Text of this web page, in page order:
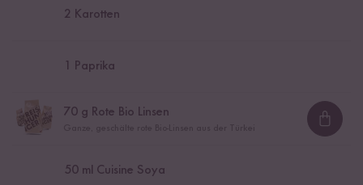
2 Karotten
1 Paprika
70 g Rote Bio Linsen
50 ml Cuisine Soya